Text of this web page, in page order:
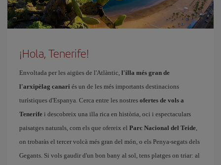
¡Hola, Tenerife!
Envoltada per les aigües de l'Atlàntic, l'illa més gran de
l'arxipèlag canari és un de les més importants destinacions
turístiques d'Espanya. Cerca entre les nostres ofertes de vols a
Tenerife i descobreix una illa rica en història, oci i espectaculars
paisatges naturals, com els que ofereix el Parc Nacional del Teide,
on trobaràs el tercer volcà més gran del món, o els Penya-segats dels
Gegants. Si vols gaudir d'un bon bany al sol, tens platges on triar: al